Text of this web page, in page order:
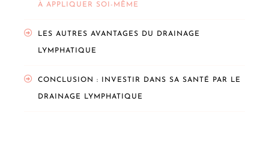
À APPLIQUER SOI-MÊME
LES AUTRES AVANTAGES DU DRAINAGE
LYMPHATIQUE
CONCLUSION : INVESTIR DANS SA SANTÉ PAR LE
DRAINAGE LYMPHATIQUE